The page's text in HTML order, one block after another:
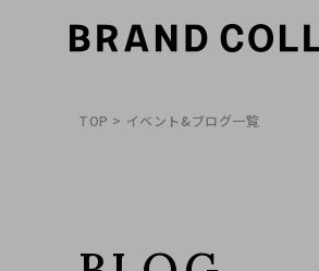
TOP > イベント&ブログ一覧